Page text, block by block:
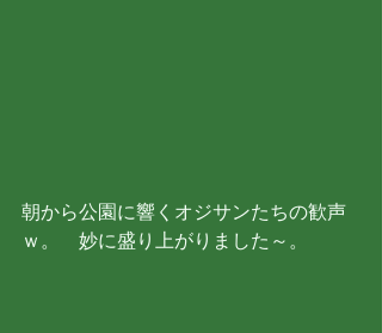
朝から公園に響くオジサンたちの歓声
ｗ。　妙に盛り上がりました～。